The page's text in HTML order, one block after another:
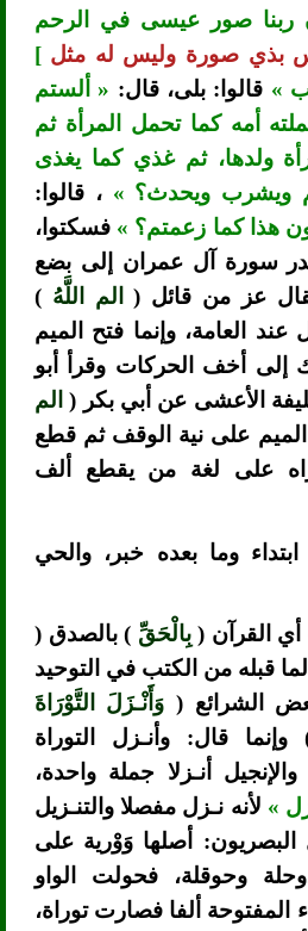
ربنا صور عيسى في الرحم
بذي صورة وليس له مثل]
» قالوا: بلى، قال: « ألستم
أمه كما تحمل المرأة ثم
ولدها، ثم غذي كما يغذى
ويشرب ويحدث؟ » ، قالوا:
هذا كما زعمتم؟ » فسكتوا،
سورة آل عمران إلى بضع
عز من قائل (الم اللَّهُ)
العامة، وإنما فتح الميم
إلى أخف الحركات وقرأ أبو
الأعشى عن أبي بكر (الم
على نية الوقف ثم قطع
على لغة من يقطع ألف
وما بعده خبر، والحي
أي القرآن (بِالْحَقِّ ) بالصدق (
قبله من الكتب في التوحيد
الشرائع ( وَأَنْـزَلَ التَّوْرَاةَ
وإنما قال: وأنـزل التوراة
والإنجيل أنـزلا جملة واحدة،
» لأنه نـزل مفصلا والتنـزيل
البصريون: أصلها وَوْرية على
وحوقلة، فحولت الواو
المفتوحة ألفا فصارت توراة،